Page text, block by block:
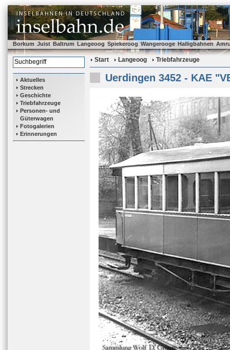
Borkum Juist Baltrum Langeoog Spiekeroog Wangerooge Halligbahnen
Aktuelles
Strecken
Geschichte
Triebfahrzeuge
Personen- und
Güterwagen
Fotogalerien
Erinnerungen
Start Langeoog Triebfahrzeuge
Uerdingen 3452 - KAE